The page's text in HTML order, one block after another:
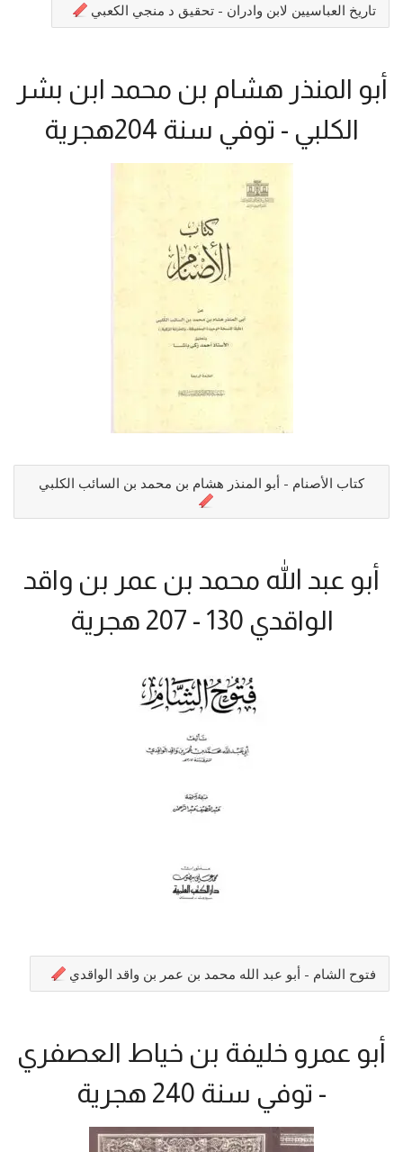
تاريخ العباسيين لابن وادران - تحقيق د منجي الكعبي
أبو المنذر هشام بن محمد ابن بشر
الكلبي - توفي سنة 204هجرية
كتاب الأصنام - أبو المنذر هشام بن محمد بن السائب الكلبي
أبو عبد الله محمد بن عمر بن واقد
الواقدي 130 - 207 هجرية
فتوح الشام - أبو عبد الله محمد بن عمر بن واقد الواقدي
أبو عمرو خليفة بن خياط العصفري
- توفي سنة 240 هجرية